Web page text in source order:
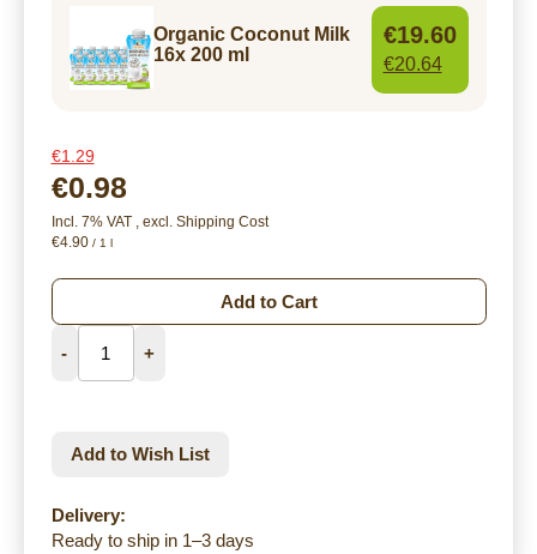
Organic Coconut Milk
16x 200 ml
€19.60
€20.64
€1.29
€0.98
Incl. 7% VAT , excl. Shipping Cost
€4.90/ 1 l
Add to Cart
- +
Add to Wish List
Delivery:
Ready to ship in 1–3 days